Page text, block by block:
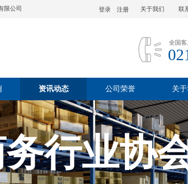
限公司 登录 注册 联
关于我们
全国
资讯动态 公司荣誉 关
行业协